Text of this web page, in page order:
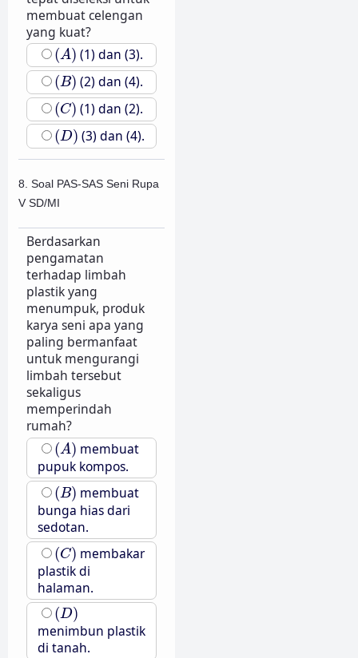
membuat celengan
yang kuat?
(A)
(A) (1) dan (3).
(B)
(B) (2) dan (4).
(C)
(C) (1) dan (2).
(D)
(D) (3) dan (4).
8. Soal PAS-SAS Seni Rupa
V SD/MI
Berdasarkan
pengamatan
terhadap limbah
plastik yang
menumpuk, produk
karya seni apa yang
paling bermanfaat
untuk mengurangi
limbah tersebut
sekaligus
memperindah
rumah?
(A)
(A) membuat
pupuk kompos.
(B)
(B) membuat
bunga hias dari
sedotan.
(C)
(C) membakar
plastik di
halaman.
(D)
(D)
menimbun plastik
di tanah.